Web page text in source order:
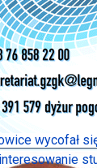
wycofał